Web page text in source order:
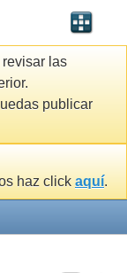
las
publicar
haz click aquí.